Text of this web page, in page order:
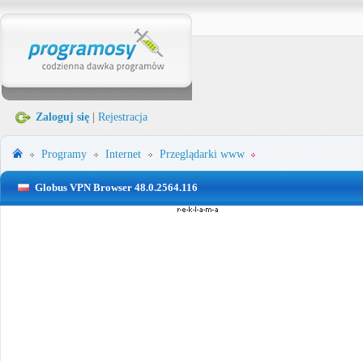
Zaloguj się Rejestracja
Programy Internet Przeglądarki www
Globus VPN Browser 48.0.2564.116